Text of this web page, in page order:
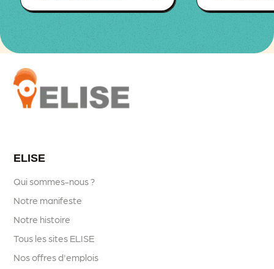
ELISE
Qui sommes-nous ?
Notre manifeste
Notre histoire
Tous les sites ELISE
Nos offres d'emplois